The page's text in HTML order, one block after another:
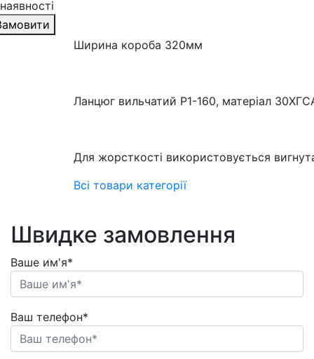
Ширина короба 320мм
Ланцюг вильчатий Р1-160, матеріал
Для жорсткості використовується
Всі товари категорії
Швидке замовлення
Ваше им'я*
Ваш телефон*